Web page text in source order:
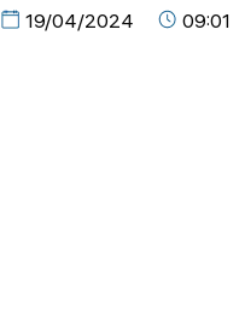
19/04/2024 09:01